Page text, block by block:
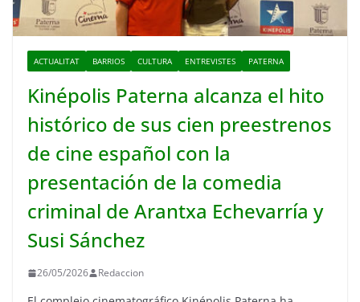
ACTUALITAT BARRIOS CULTURA ENTREVISTES PATERNA
Kinépolis Paterna alcanza el hito
histórico de sus cien preestrenos
de cine español con la
presentación de la comedia
criminal de Arantxa Echevarría y
Susi Sánchez
26/05/2026 Redaccion